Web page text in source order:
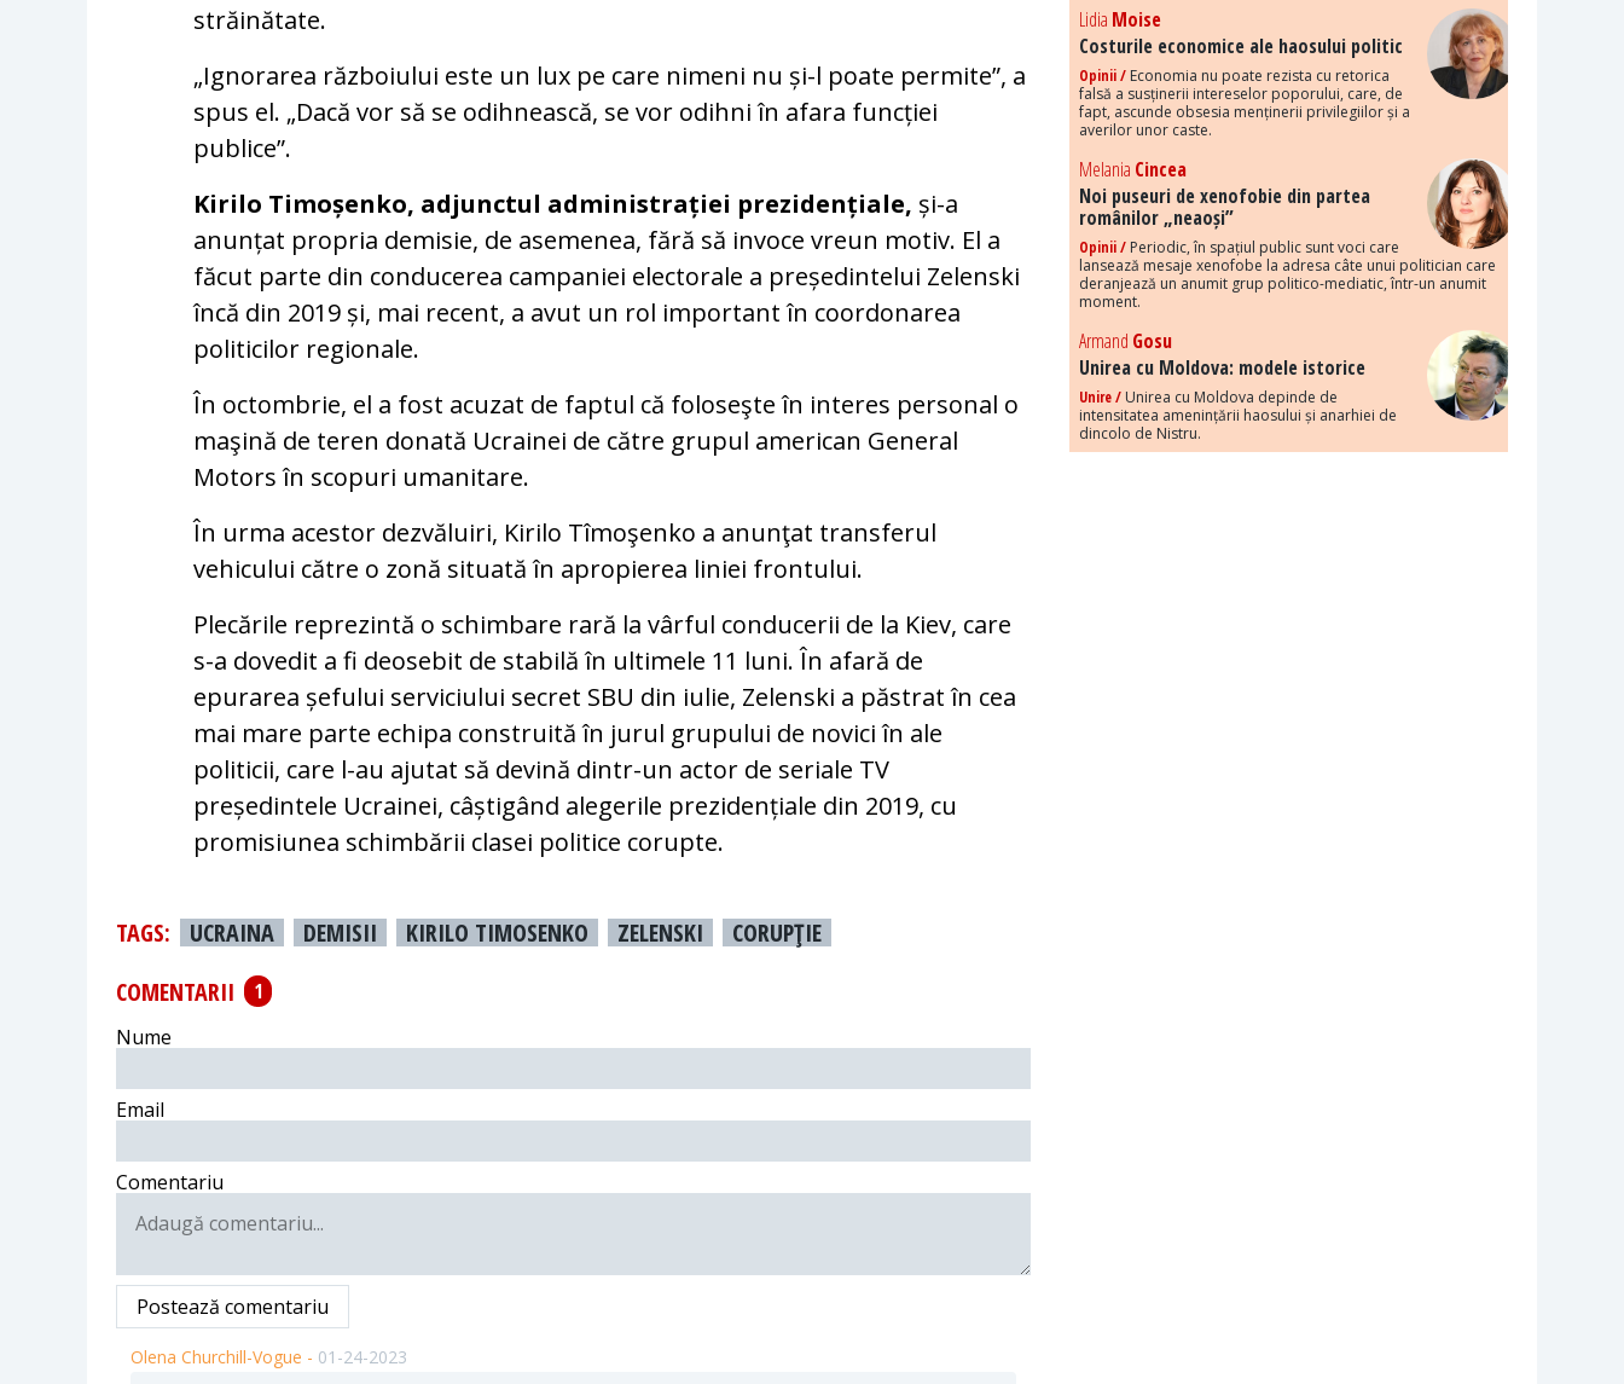
străinătate.
„Ignorarea războiului este un lux pe care nimeni nu și-l poate permite”, a
spus el. „Dacă vor să se odihnească, se vor odihni în afara funcției
publice”.
Kirilo Timoșenko, adjunctul administrației prezidențiale, și-a
anunțat propria demisie, de asemenea, fără să invoce vreun motiv. El a
făcut parte din conducerea campaniei electorale a președintelui Zelenski
încă din 2019 și, mai recent, a avut un rol important în coordonarea
politicilor regionale.
În octombrie, el a fost acuzat de faptul că foloseşte în interes personal o
maşină de teren donată Ucrainei de către grupul american General
Motors în scopuri umanitare.
În urma acestor dezvăluiri, Kirilo Tîmoşenko a anunţat transferul
vehicului către o zonă situată în apropierea liniei frontului.
Plecările reprezintă o schimbare rară la vârful conducerii de la Kiev, care
s-a dovedit a fi deosebit de stabilă în ultimele 11 luni. În afară de
epurarea șefului serviciului secret SBU din iulie, Zelenski a păstrat în cea
mai mare parte echipa construită în jurul grupului de novici în ale
politicii, care l-au ajutat să devină dintr-un actor de seriale TV
președintele Ucrainei, câștigând alegerile prezidențiale din 2019, cu
promisiunea schimbării clasei politice corupte.
TAGS: UCRAINA DEMISII KIRILO TIMOSENKO ZELENSKI
CORUPŢIE
COMENTARII
1
Nume
Email
Comentariu
Postează comentariu
Olena Churchill-Vogue - 01-24-2023
Lidia Moise
Costurile economice ale haosului politic
Opinii / Economia nu poate rezista cu retorica
falsă a susținerii intereselor poporului, care, de
fapt, ascunde obsesia menținerii privilegiilor și a
averilor unor caste.
Melania Cincea
Noi puseuri de xenofobie din partea
românilor „neaoși”
Opinii / Periodic, în spațiul public sunt voci care
lansează mesaje xenofobe la adresa câte unui politician care
deranjează un anumit grup politico-mediatic, într-un anumit
moment.
Armand Gosu
Unirea cu Moldova: modele istorice
Unire / Unirea cu Moldova depinde de
intensitatea amenințării haosului și anarhiei de
dincolo de Nistru.